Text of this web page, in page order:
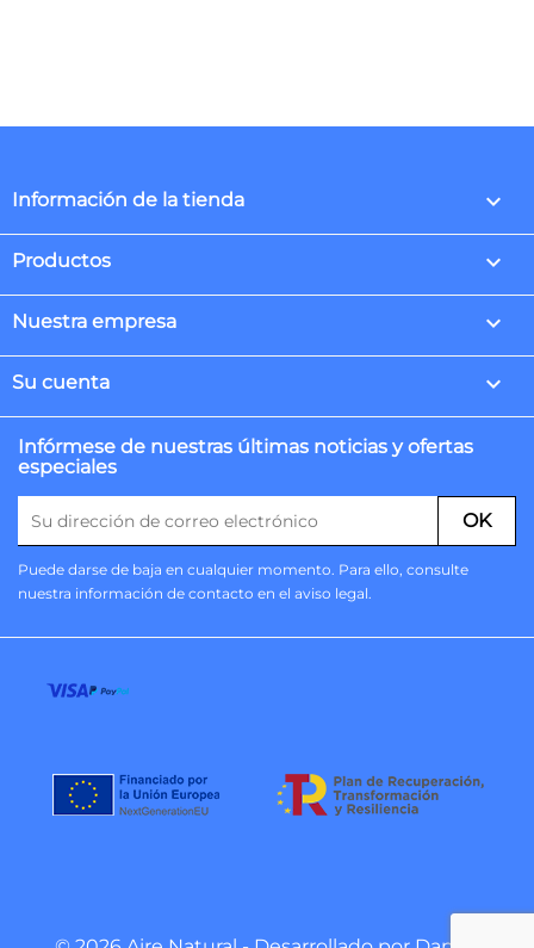
Información de la tienda keyboard_arrow_down
Productos 
Nuestra empresa 
Su cuenta 
Infórmese de nuestras últimas noticias y ofertas
especiales
Puede darse de baja en cualquier momento. Para ello, consulte
nuestra información de contacto en el aviso legal.